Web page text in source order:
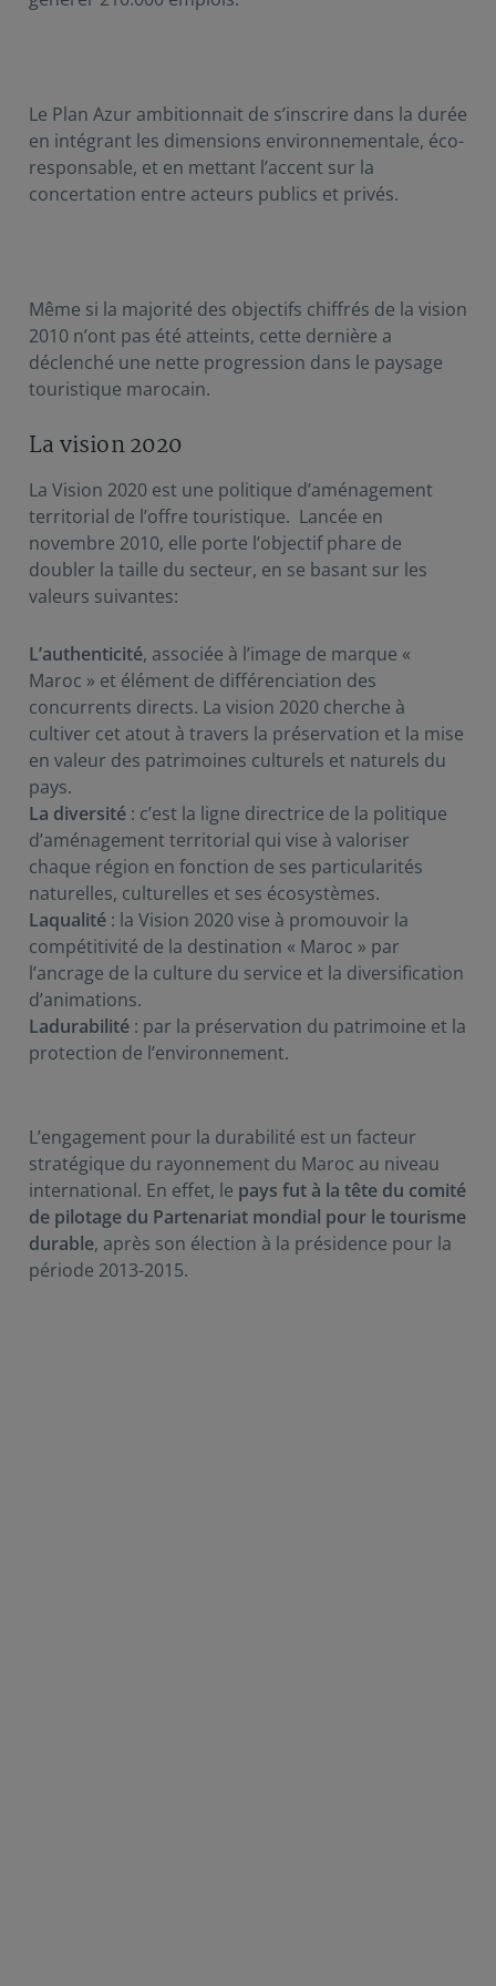
Le Plan Azur ambitionnait de s’inscrire dans la durée
en intégrant les dimensions environnementale, éco-
responsable, et en mettant l’accent sur la
concertation entre acteurs publics et privés.
Même si la majorité des objectifs chiffrés de la vision
2010 n’ont pas été atteints, cette dernière a
déclenché une nette progression dans le paysage
touristique marocain.
La vision 2020
La Vision 2020 est une politique d’aménagement
territorial de l’offre touristique. Lancée en
novembre 2010, elle porte l’objectif phare de
doubler la taille du secteur, en se basant sur les
valeurs suivantes:
L’authenticité, associée à l’image de marque «
Maroc » et élément de différenciation des
concurrents directs. La vision 2020 cherche à
cultiver cet atout à travers la préservation et la mise
en valeur des patrimoines culturels et naturels du
pays.
La diversité : c’est la ligne directrice de la politique
d’aménagement territorial qui vise à valoriser
chaque région en fonction de ses particularités
naturelles, culturelles et ses écosystèmes.
Laqualité : la Vision 2020 vise à promouvoir la
compétitivité de la destination « Maroc » par
l’ancrage de la culture du service et la diversification
d’animations.
Ladurabilité : par la préservation du patrimoine et la
protection de l’environnement.
L’engagement pour la durabilité est un facteur
stratégique du rayonnement du Maroc au niveau
international. En effet, le pays fut à la tête du comité
de pilotage du Partenariat mondial pour le tourisme
durable, après son élection à la présidence pour la
période 2013-2015.